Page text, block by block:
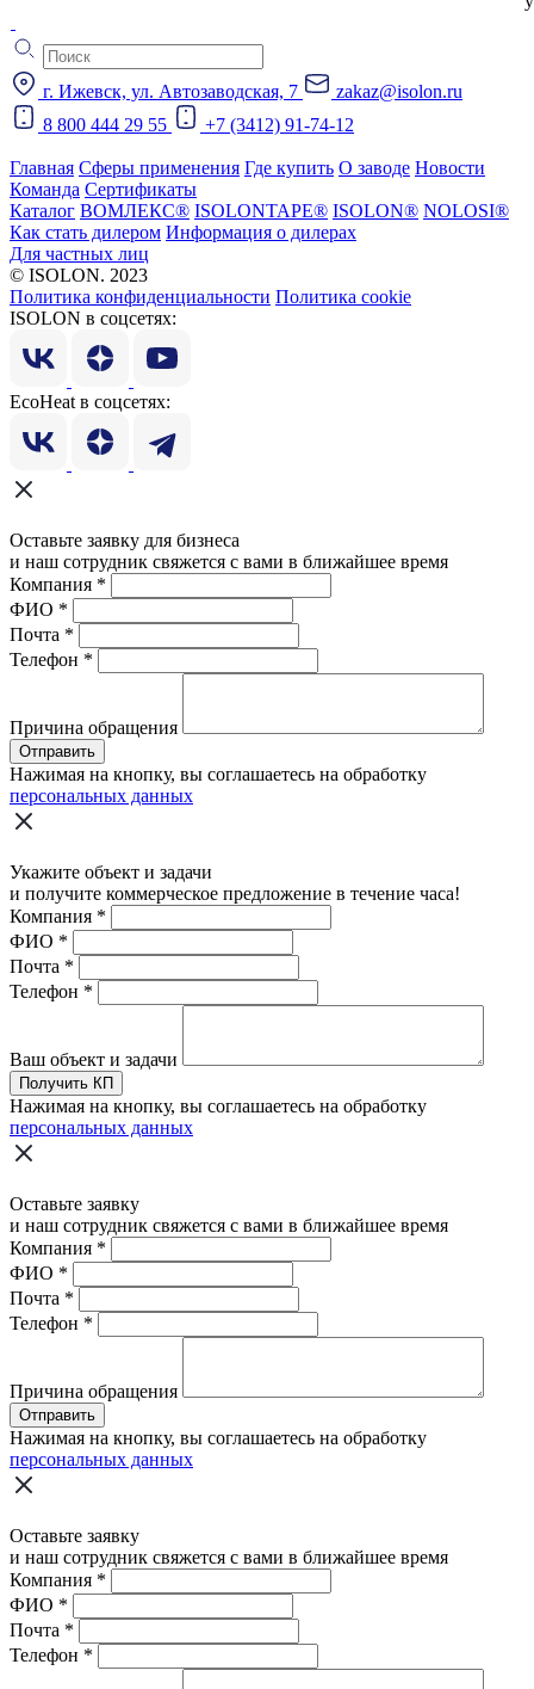
г. Ижевск, ул. Автозаводская, 7
zakaz@isolon.ru
8 800 444 29 55
+7 (3412) 91-74-12
Главная Сферы применения Где купить О заводе Новости
Команда Сертификаты
Каталог ВОМЛЕКС® ISOLONTAPE® ISOLON® NOLOSI®
Как стать дилером Информация о дилерах
Для частных лиц
© ISOLON. 2023
Политика конфиденциальности Политика cookie
ISOLON в соцсетях:
EcoHeat в соцсетях:
Оставьте заявку для бизнеса
и наш сотрудник свяжется с вами в ближайшее время
Компания *
ФИО *
Почта *
Телефон *
Причина обращения
Отправить
Нажимая на кнопку, вы соглашаетесь на обработку
персональных данных
Укажите объект и задачи
и получите коммерческое предложение в течение часа!
Компания *
ФИО *
Почта *
Телефон *
Ваш объект и задачи
Получить КП
Нажимая на кнопку, вы соглашаетесь на обработку
персональных данных
Оставьте заявку
и наш сотрудник свяжется с вами в ближайшее время
Компания *
ФИО *
Почта *
Телефон *
Причина обращения
Отправить
Нажимая на кнопку, вы соглашаетесь на обработку
персональных данных
Оставьте заявку
и наш сотрудник свяжется с вами в ближайшее время
Компания *
ФИО *
Почта *
Телефон *